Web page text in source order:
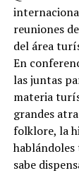
reuniones
del área
En
las juntas
materia
grandes
folklore, la
hablándoles
sabe